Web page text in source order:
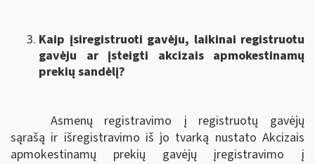
Kaip įsiregistruoti gavėju, laikinai registruotu
gavėju ar įsteigti akcizais apmokestinamų
prekių sandėlį?
Asmenų registravimo į registruotų gavėjų
sąrašą ir išregistravimo iš jo tvarką nustato Akcizais
apmokestinamų prekių gavėjų įregistravimo į